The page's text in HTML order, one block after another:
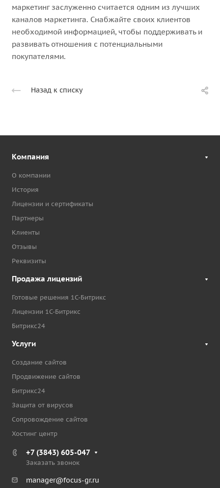
маркетинг заслуженно считается одним из лучших
каналов маркетинга. Снабжайте своих клиентов
необходимой информацией, чтобы поддерживать и
развивать отношения с потенциальными
покупателями.
Назад к списку
Компания
О компании
История
Лицензии и сертификаты
Партнеры
Клиенты
Отзывы
Реквизиты
Продажа лицензий
Готовые решения 1С-Битрикс
Лицензии 1С-Битрикс
Битрикс24
Услуги
Создание сайтов
Продвижение сайтов
Битрикс24
Защита от вирусов
Сопровождение сайтов
Хостинг центр
+7 (3843) 605-047
Заказать звонок
manager@focus-gr.ru